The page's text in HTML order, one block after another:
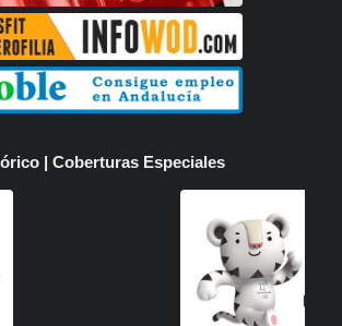
| Coberturas Especiales